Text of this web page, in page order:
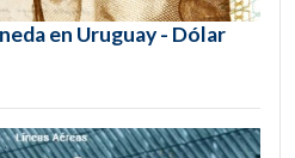
en Uruguay - Dólar